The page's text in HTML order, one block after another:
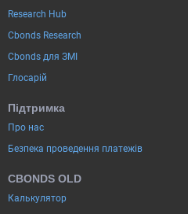
Research Hub
Cbonds Research
Cbonds для ЗМІ
Глосарій
Підтримка
Про нас
Безпека проведення платежів
CBONDS OLD
Калькулятор